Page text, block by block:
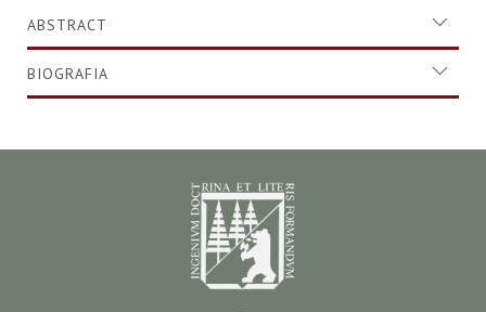
ABSTRACT
BIOGRAFIA